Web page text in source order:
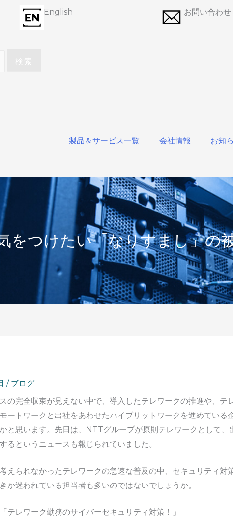
English お問い合わせ
検索
製品＆サービス一覧 会社情報 お知
をつけたい「なりすまし」の
/ ブログ
の完全収束が見えない中で、導入したテレワークの推進や、テ
ートワークと出社をあわせたハイブリットワークを進めている
と思います。先日は、NTTグループが原則テレワークとして、
るというニュースも報じられていました。
えられなかったテレワークの急速な普及の中、セキュリティ対
か迷われている担当者も多いのではないでしょうか。
テレワーク勤務のサイバーセキュリティ対策！」